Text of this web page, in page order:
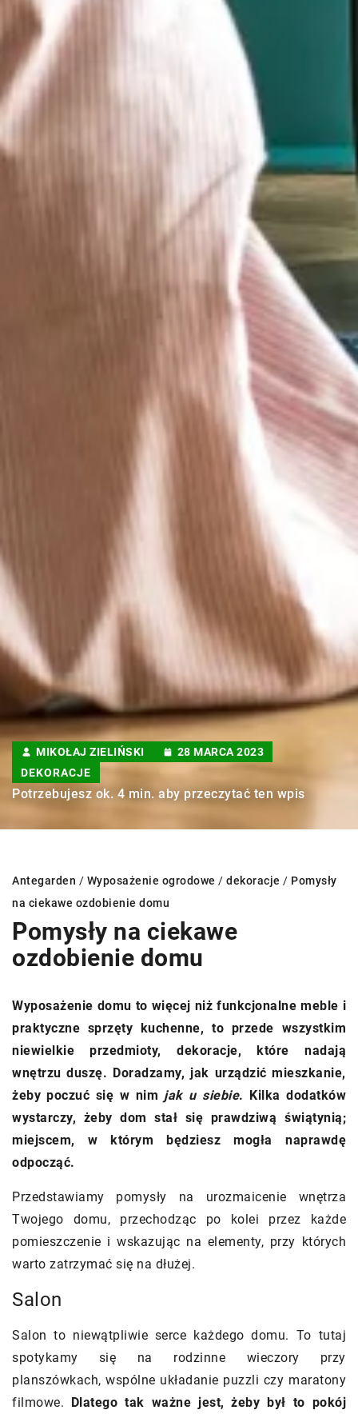
MIKOŁAJ ZIELIŃSKI
28 MARCA 2023
DEKORACJE
Potrzebujesz ok. 4 min. aby przeczytać ten wpis
Antegarden / Wyposażenie ogrodowe / dekoracje / Pomysły
na ciekawe ozdobienie domu
Pomysły na ciekawe
ozdobienie domu
Wyposażenie domu to więcej niż funkcjonalne meble i
praktyczne sprzęty kuchenne, to przede wszystkim
niewielkie przedmioty, dekoracje, które nadają
wnętrzu duszę. Doradzamy, jak urządzić mieszkanie,
żeby poczuć się w nim jak u siebie. Kilka dodatków
wystarczy, żeby dom stał się prawdziwą świątynią;
miejscem, w którym będziesz mogła naprawdę
odpocząć.
Przedstawiamy pomysły na urozmaicenie wnętrza
Twojego domu, przechodząc po kolei przez każde
pomieszczenie i wskazując na elementy, przy których
warto zatrzymać się na dłużej.
Salon
Salon to niewątpliwie serce każdego domu. To tutaj
spotykamy się na rodzinne wieczory przy
planszówkach, wspólne układanie puzzli czy maratony
filmowe.
Dlatego tak ważne jest, żeby był to pokój